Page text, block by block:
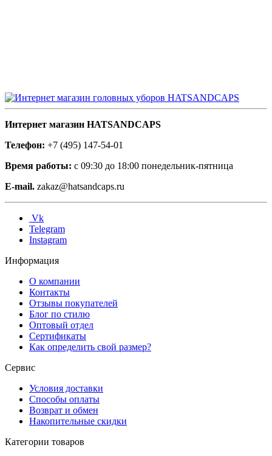
Интернет магазин HATSANDCAPS
Телефон: +7 (495) 147-54-01
Время работы: с 09:30 до 18:00 понедельник-пятница
E-mail. zakaz@hatsandcaps.ru
Vk
Telegram
Instagram
Информация
О компании
Контакты
Отзывы покупателей
Блог по стилю
Оптовый отдел
Сертификаты
Как определить свой размер?
Сервис
Условия доставки
Способы оплаты
Возврат и обмен
Накопительные скидки
Категории товаров